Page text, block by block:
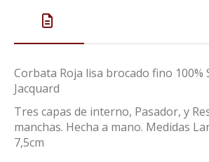
Corbata Roja lisa brocado fino 100%
Jacquard
Tres capas de interno, Pasador, y
manchas. Hecha a mano. Medidas
7,5cm